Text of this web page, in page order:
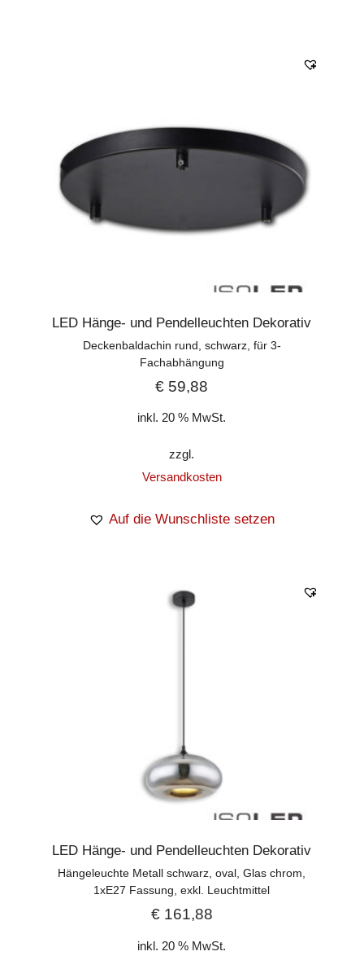
LED Hänge- und Pendelleuchten Dekorativ
Deckenbaldachin rund, schwarz, für 3-
Fachabhängung
€ 59,88
inkl. 20 % MwSt.
zzgl.
Versandkosten
Auf die Wunschliste setzen
LED Hänge- und Pendelleuchten Dekorativ
Hängeleuchte Metall schwarz, oval, Glas chrom,
1xE27 Fassung, exkl. Leuchtmittel
€161,88
inkl. 20 % MwSt.